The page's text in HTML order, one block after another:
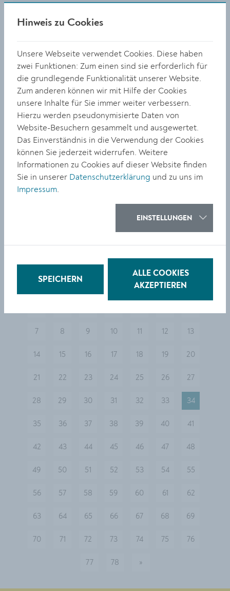
BILDUNG
Preisgekrönte Kremser
Musikschüler:innen
Zwei neue Ausstellungen ab
Mai in Dominikanerkirche
vorherige
7 8 9 10 11 12 13
14 15 16 17 18 19 20
21 22 23 24 25 26 27
28 29 30 31 32 33 34
35 36 37 38 39 40 41
42 43 44 45 46 47 48
49 50 51 52 53 54 55
56 57 58 59 60 61 62
63 64 65 66 67 68 69
70 71 72 73 74 75 76
77 78 »
Hinweis zu Cookies
Unsere Webseite verwendet Cookies. Diese haben
zwei Funktionen: Zum einen sind sie erforderlich für
die grundlegende Funktionalität unserer Website.
Zum anderen können wir mit Hilfe der Cookies
unsere Inhalte für Sie immer weiter verbessern.
Hierzu werden pseudonymisierte Daten von
Website-Besuchern gesammelt und ausgewertet.
Das Einverständnis in die Verwendung der Cookies
können Sie jederzeit widerrufen. Weitere
Informationen zu Cookies auf dieser Website finden
Sie in unserer Datenschutzerklärung und zu uns im
Impressum.
EINSTELLUNGEN
SPEICHERN
ALLE COOKIES
AKZEPTIEREN